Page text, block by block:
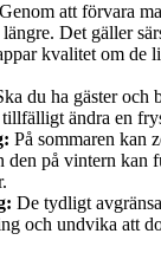
Genom att förvara
Det gäller
kvalitet om de
du ha gäster och
ändra en
På sommaren kan
den på vintern kan
De tydligt
och undvika att